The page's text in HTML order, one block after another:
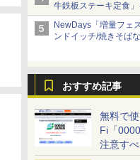
牛鉄板ステーキ定食
NewDays「増量フェ
ンドイッチ/焼きそば
おすすめ記事
無料で
Fi「
注意す